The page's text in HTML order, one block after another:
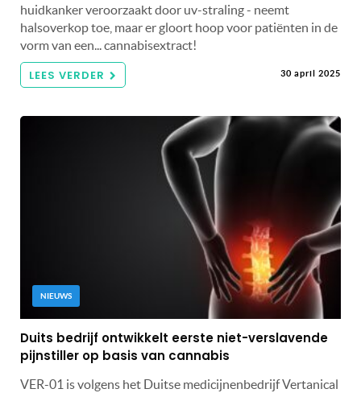
huidkanker veroorzaakt door uv-straling - neemt
halsoverkop toe, maar er gloort hoop voor patiënten in de
vorm van een... cannabisextract!
LEES VERDER 30 april 2025
NIEUWS
Duits bedrijf ontwikkelt eerste niet-verslavende
pijnstiller op basis van cannabis
VER-01 is volgens het Duitse medicijnenbedrijf Vertanical